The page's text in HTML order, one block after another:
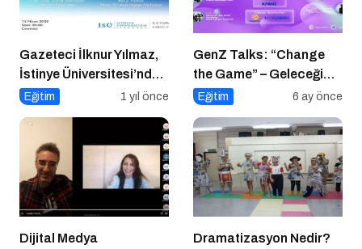
Gazeteci İlknur Yılmaz,
İstinye Üniversitesi’nde
Dijital Medya
Eğitim 1 yıl önce
GenZ Talks: “Change
the Game” – Geleceği
Tasarlayanlar Sahne
Eğitim 6 ay önce
Dijital Medya
Dramatizasyon Nedir?